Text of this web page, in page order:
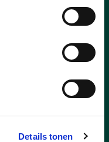
Details tonen
is
van
middelgrote